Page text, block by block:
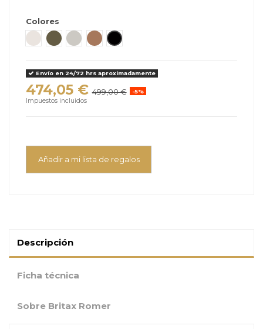
Colores
Soft TaupeUrban OliveLinen GreyWarm Caramel
Onix Black
Envío en 24/72 hrs aproximadamente
474,05 € 499,00 € -5%
Impuestos incluidos
Añadir a mi lista de regalos
Descripción
Ficha técnica
Sobre Britax Romer